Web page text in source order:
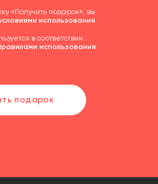
«Получить подарок», вы
использования.
в соответствии
использования
подарок